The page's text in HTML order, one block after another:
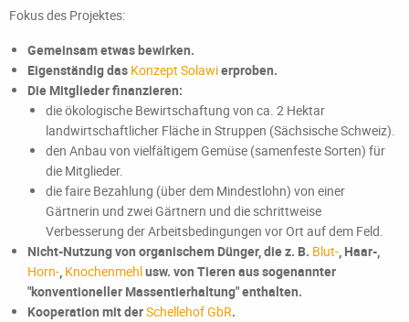
Fokus des Projektes:
Gemeinsam etwas bewirken.
Eigenständig das Konzept Solawierproben.
Die Mitglieder finanzieren:
die ökologische Bewirtschaftung von ca. 2 Hektar
landwirtschaftlicher Fläche in Struppen (Sächsische Schweiz).
den Anbau von vielfältigem Gemüse (samenfeste Sorten) für
die Mitglieder.
die faire Bezahlung (über dem Mindestlohn) von einer
Gärtnerin und zwei Gärtnern und die schrittweise
Verbesserung der Arbeitsbedingungen vor Ort auf dem Feld.
Nicht-Nutzung von organischem Dünger, die z. B. Blut-, Haar-,
Horn-, Knochenmehlusw. von Tieren aus sogenannter
"konventioneller Massentierhaltung" enthalten.
Kooperation mit derSchellehof GbR.